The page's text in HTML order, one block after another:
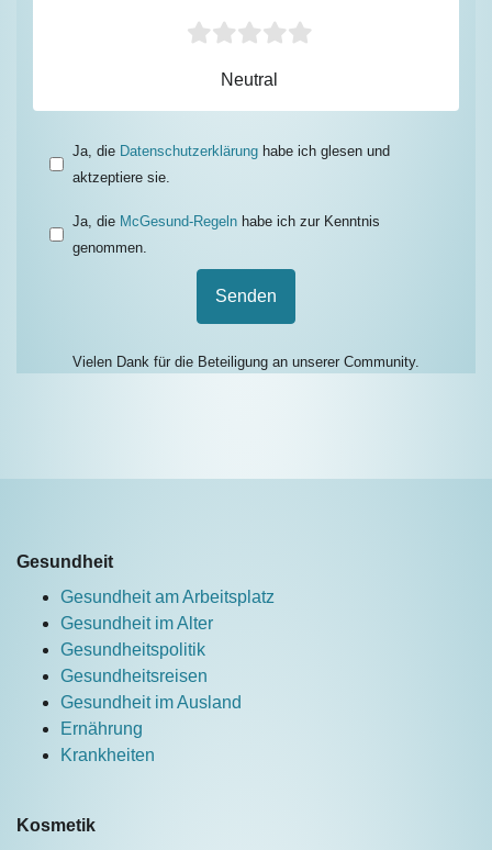
Neutral
Ja, die Datenschutzerklärung habe ich glesen und
aktzeptiere sie.
Ja, die McGesund-Regeln habe ich zur Kenntnis
genommen.
Senden
Vielen Dank für die Beteiligung an unserer Community.
Gesundheit
Gesundheit am Arbeitsplatz
Gesundheit im Alter
Gesundheitspolitik
Gesundheitsreisen
Gesundheit im Ausland
Ernährung
Krankheiten
Kosmetik